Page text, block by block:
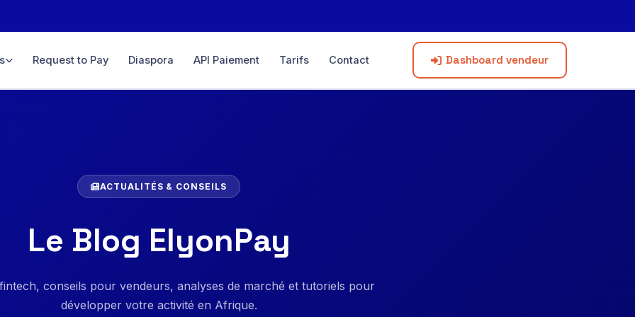
Request to Pay Diaspora API Paiement Tarifs Contact Dashboard vendeur
ACTUALITÉS & CONSEILS
Le Blog ElyonPay
conseils pour vendeurs, analyses de marché et tutoriels pour
développer votre activité en Afrique.